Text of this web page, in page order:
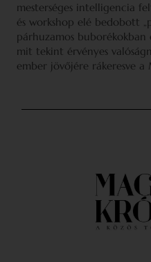
mesterséges intelligencia
és workshop elé bedobott
párhuzamos
mit tekint érvényes
ember jövőjére rákeresve a